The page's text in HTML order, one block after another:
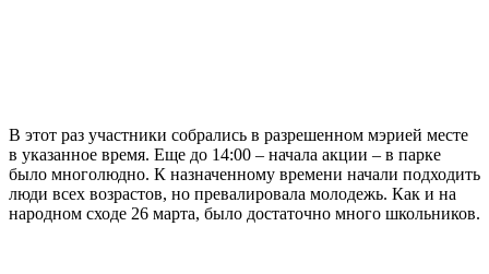
В этот раз участники собрались в разрешенном мэрией месте
в указанное время. Еще до 14:00 – начала акции – в парке
было многолюдно. К назначенному времени начали подходить
люди всех возрастов, но превалировала молодежь. Как и на
народном сходе 26 марта, было достаточно много школьников.